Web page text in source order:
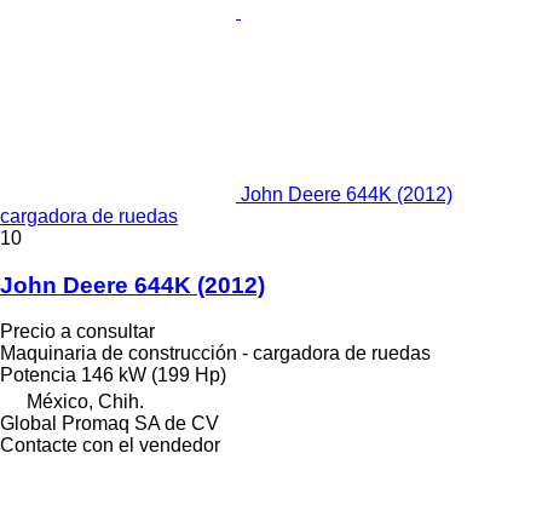
John Deere 644K (2012)
cargadora de ruedas
10
John Deere 644K (2012)
Precio a consultar
Maquinaria de construcción - cargadora de ruedas
Potencia 146 kW (199 Hp)
México, Chih.
Global Promaq SA de CV
Contacte con el vendedor